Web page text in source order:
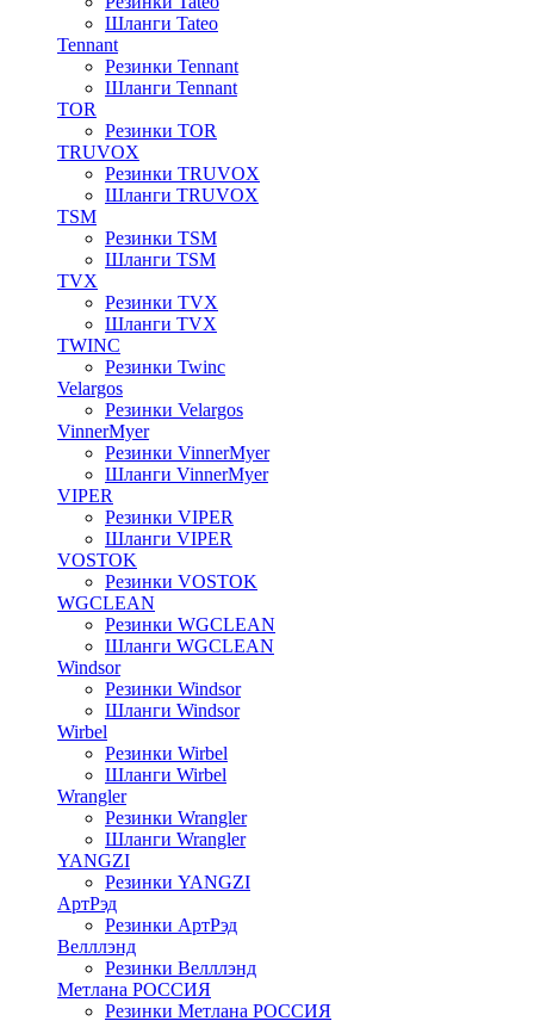
Шланги Tateo
Tennant
Резинки Tennant
Шланги Tennant
TOR
Резинки TOR
TRUVOX
Резинки TRUVOX
Шланги TRUVOX
TSM
Резинки TSM
Шланги TSM
TVX
Резинки TVX
Шланги TVX
TWINC
Резинки Twinc
Velargos
Резинки Velargos
VinnerMyer
Резинки VinnerMyer
Шланги VinnerMyer
VIPER
Резинки VIPER
Шланги VIPER
VOSTOK
Резинки VOSTOK
WGCLEAN
Резинки WGCLEAN
Шланги WGCLEAN
Windsor
Резинки Windsor
Шланги Windsor
Wirbel
Резинки Wirbel
Шланги Wirbel
Wrangler
Резинки Wrangler
Шланги Wrangler
YANGZI
Резинки YANGZI
АртРэд
Резинки АртРэд
Велллэнд
Резинки Велллэнд
Метлана РОССИЯ
Резинки Метлана РОССИЯ